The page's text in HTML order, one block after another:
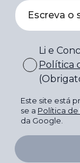
Li e
Política
Este site está
se a Política
da Google.